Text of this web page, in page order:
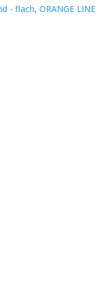
- flach, ORANGE LINE